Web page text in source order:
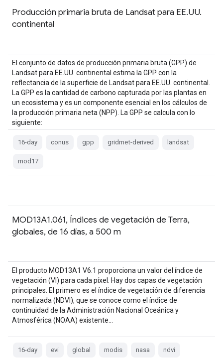
Producción primaria bruta de Landsat para EE.UU.
continental
El conjunto de datos de producción primaria bruta (GPP) de
Landsat para EE.UU. continental estima la GPP con la
reflectancia de la superficie de Landsat para EE.UU. continental.
La GPP es la cantidad de carbono capturada por las plantas en
un ecosistema y es un componente esencial en los cálculos de
la producción primaria neta (NPP). La GPP se calcula con lo
siguiente:
16-day conus gpp gridmet-derived landsat
mod17
MOD13A1.061, Índices de vegetación de Terra,
globales, de 16 días, a 500 m
El producto MOD13A1 V6.1 proporciona un valor del índice de
vegetación (VI) para cada píxel. Hay dos capas de vegetación
principales. El primero es el índice de vegetación de diferencia
normalizada (NDVI), que se conoce como el índice de
continuidad de la Administración Nacional Oceánica y
Atmosférica (NOAA) existente…
16-day evi global modis nasa ndvi